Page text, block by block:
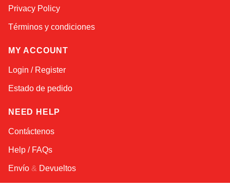
Privacy Policy
Términos y condiciones
MY ACCOUNT
Login / Register
Estado de pedido
NEED HELP
Contáctenos
Help / FAQs
Envío & Devueltos